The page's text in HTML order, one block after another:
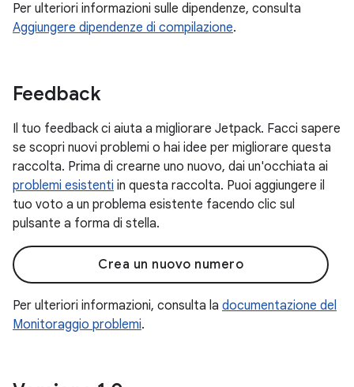
Per ulteriori informazioni sulle dipendenze, consulta
Aggiungere dipendenze di compilazione.
Feedback
Il tuo feedback ci aiuta a migliorare Jetpack. Facci sapere
se scopri nuovi problemi o hai idee per migliorare questa
raccolta. Prima di crearne uno nuovo, dai un'occhiata ai
problemi esistenti in questa raccolta. Puoi aggiungere il
tuo voto a un problema esistente facendo clic sul
pulsante a forma di stella.
Crea un nuovo numero
Per ulteriori informazioni, consulta la documentazione del
Monitoraggio problemi.